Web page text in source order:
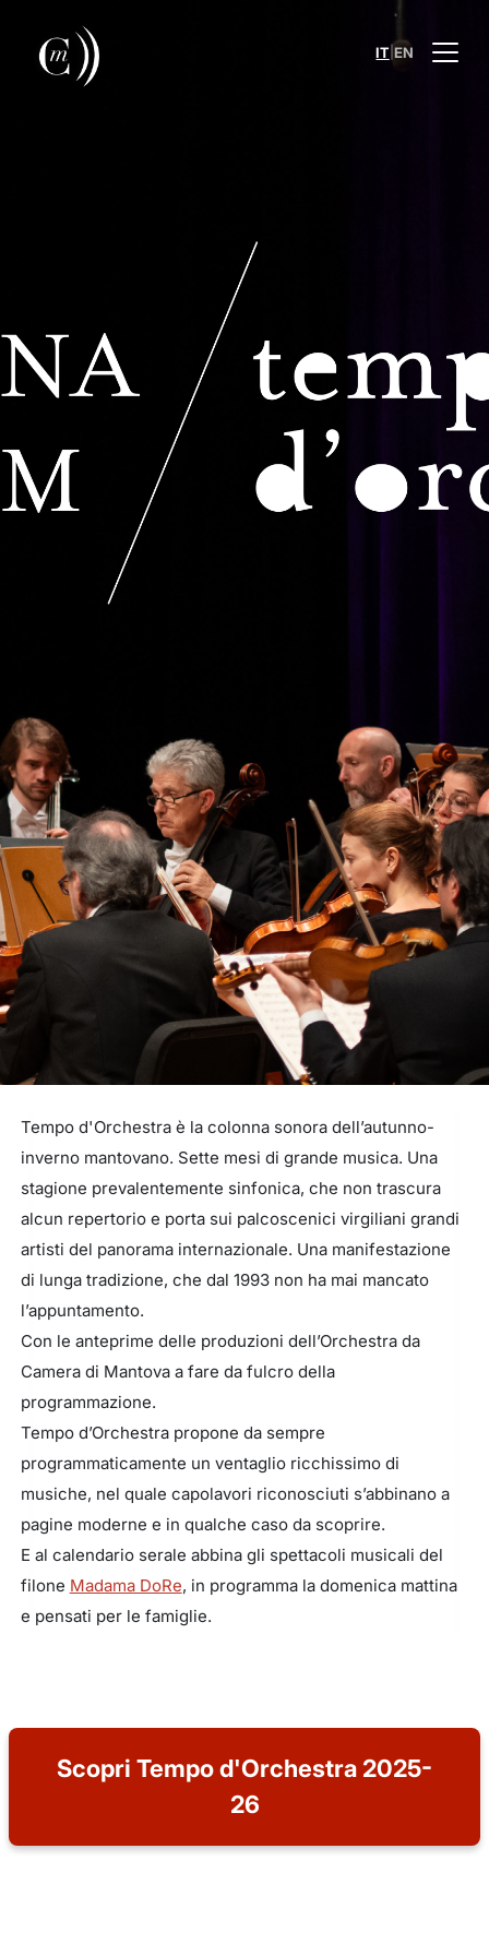
IT EN
Tempo d'Orchestra è la colonna sonora dell’autunno-
inverno mantovano. Sette mesi di grande musica. Una
stagione prevalentemente sinfonica, che non trascura
alcun repertorio e porta sui palcoscenici virgiliani grandi
artisti del panorama internazionale. Una manifestazione
di lunga tradizione, che dal 1993 non ha mai mancato
l’appuntamento.
Con le anteprime delle produzioni dell’Orchestra da
Camera di Mantova a fare da fulcro della
programmazione.
Tempo d’Orchestra propone da sempre
programmaticamente un ventaglio ricchissimo di
musiche, nel quale capolavori riconosciuti s’abbinano a
pagine moderne e in qualche caso da scoprire.
E al calendario serale abbina gli spettacoli musicali del
filone Madama DoRe, in programma la domenica mattina
e pensati per le famiglie.
Scopri Tempo d'Orchestra 2025-
26